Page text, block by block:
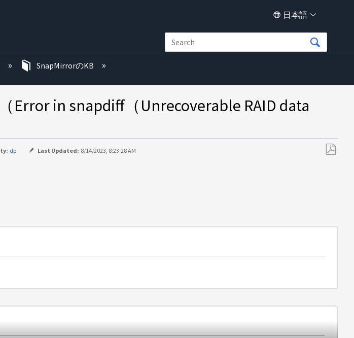
日本語
SnapMirrorのKB
in snapdiff（Unrecoverable RAID data
dp Last Updated: 8/14/2023, 8:23:28 AM